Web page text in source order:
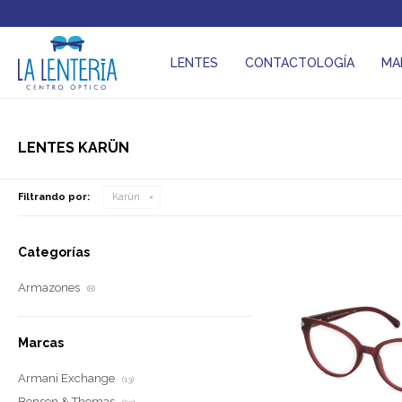
LENTES CONTACTOLOGÍA
LENTES KARÜN
Filtrando por: Karün
Categorías
Armazones (8)
Marcas
Armani Exchange (13)